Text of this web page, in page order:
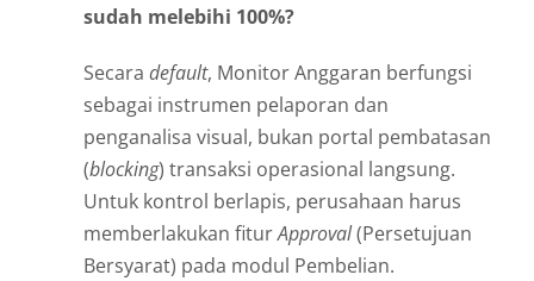
sudah melebihi 100%?
Secara default, Monitor Anggaran berfungsi
sebagai instrumen pelaporan dan
penganalisa visual, bukan portal pembatasan
(blocking) transaksi operasional langsung.
Untuk kontrol berlapis, perusahaan harus
memberlakukan fiturApproval(Persetujuan
Bersyarat) pada modul Pembelian.